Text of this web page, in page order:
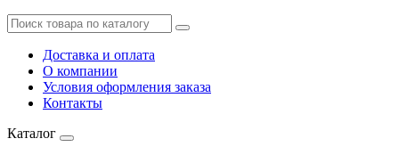
Доставка и оплата
О компании
Условия оформления заказа
Контакты
Каталог